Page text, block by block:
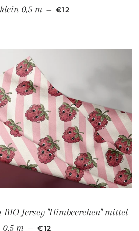
0,5 m — NORMALER PREIS
€12
Jersey "Himbeerchen" mittel
0,5 m — NORMALER PREIS
€12